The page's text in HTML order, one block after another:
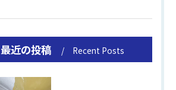
最近の投稿 Recent Posts